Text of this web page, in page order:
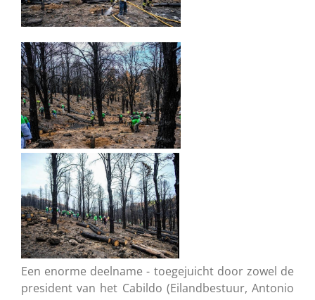
Een enorme deelname - toegejuicht door zowel de
president van het Cabildo (Eilandbestuur, Antonio